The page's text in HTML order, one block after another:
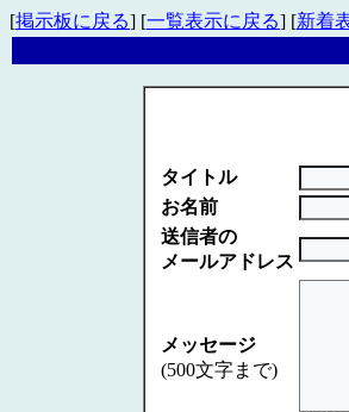
[掲示板に戻る] [一覧表示に戻る] [新着
タイトル
お名前
送信者の
メールアドレス
メッセージ
(500文字まで)